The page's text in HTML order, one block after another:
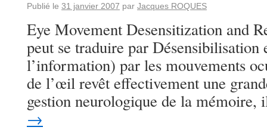
Publié le 31 janvier 2007 par Jacques ROQUES
Eye Movement Desensitization and
peut se traduire par Désensibilisation
l’information) par les mouvements
de l’œil revêt effectivement une
gestion neurologique de la
→